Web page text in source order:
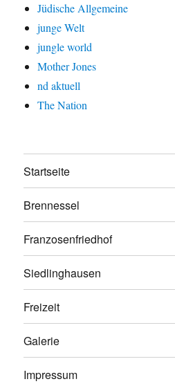
Jüdische Allgemeine
junge Welt
jungle world
Mother Jones
nd aktuell
The Nation
Startseite
Brennessel
Franzosenfriedhof
Siedlinghausen
Freizeit
Galerie
Impressum